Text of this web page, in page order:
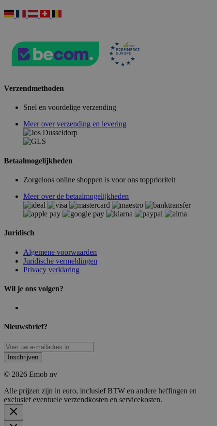
Verzendmethoden
Snel en voordelige verzending
Meer over verzending en levering
Betaalmogelijkheden
Zorgeloos online shoppen is voor ons topprioriteit
Meer over de betaalmogelijkheden
Juridisch
Algemene voorwaarden
Juridische vermeldingen
Privacy verklaring
Wil je ons volgen?
Nieuwsbrief?
Inschrijven
© 2026 Emob nv
Alle prijzen zijn in euro, inclusief BTW en andere heffingen en
exclusief eventuele verzendkosten en servicekosten.